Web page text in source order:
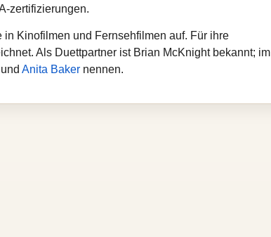
Kinofilmen und Fernsehfilmen auf. Für ihre
Als Duettpartner ist Brian McKnight bekannt; im
Anita Baker nennen.